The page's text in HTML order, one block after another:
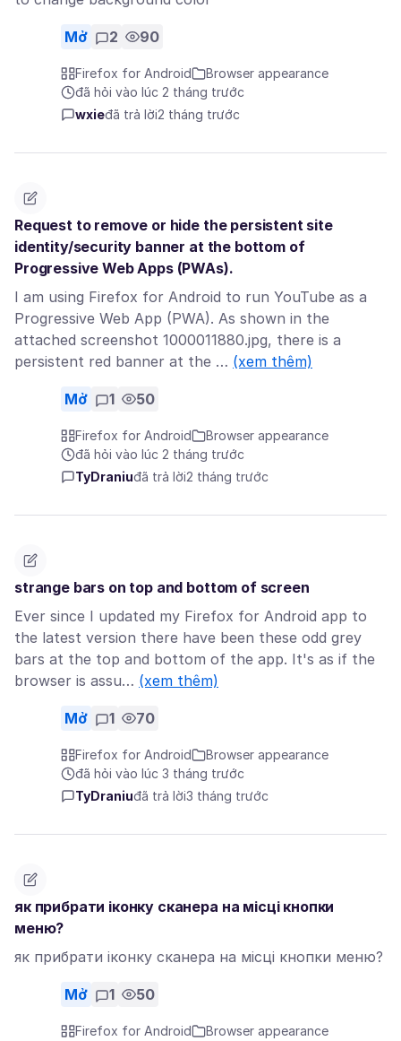
Mở 2 90
Firefox for Android
Browser appearance
đã hỏi vào lúc 2 tháng trước
wxieđã trả lời2 tháng trước
Request to remove or hide the persistent site
identity/security banner at the bottom of
Progressive Web Apps (PWAs).
I am using Firefox for Android to run YouTube as a
Progressive Web App (PWA). As shown in the
attached screenshot 1000011880.jpg, there is a
persistent red banner at the … (xem thêm)
Mở 1 50
Firefox for Android
Browser appearance
đã hỏi vào lúc 2 tháng trước
TyDraniuđã trả lời2 tháng trước
strange bars on top and bottom of screen
Ever since I updated my Firefox for Android app to
the latest version there have been these odd grey
bars at the top and bottom of the app. It's as if the
browser is assu… (xem thêm)
Mở 1 70
Firefox for Android
Browser appearance
đã hỏi vào lúc 3 tháng trước
TyDraniuđã trả lời3 tháng trước
як прибрати іконку сканера на місці кнопки
меню?
як прибрати іконку сканера на місці кнопки меню?
Mở 1 50
Firefox for Android
Browser appearance